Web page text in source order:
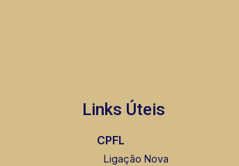
Links Úteis
CPFL
Ligação Nova